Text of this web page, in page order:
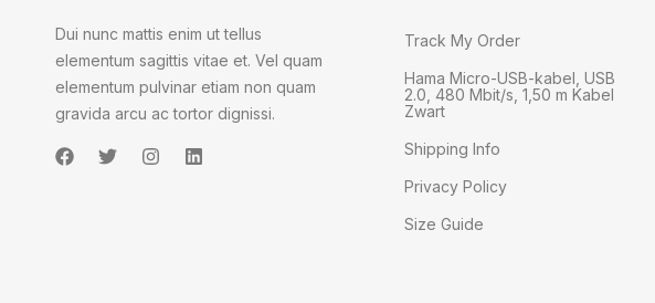
Dui nunc mattis enim ut tellus
elementum sagittis vitae et. Vel quam
elementum pulvinar etiam non quam
gravida arcu ac tortor dignissi.
Track My Order
Hama Micro-USB-kabel, USB
2.0, 480 Mbit/s, 1,50 m Kabel
Zwart
Shipping Info
Privacy Policy
Size Guide